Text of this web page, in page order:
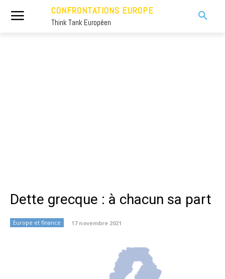
CONFRONTATIONS EUROPE
Think Tank Européen
Dette grecque : à chacun sa part
Europe et finance 17 novembre 2021